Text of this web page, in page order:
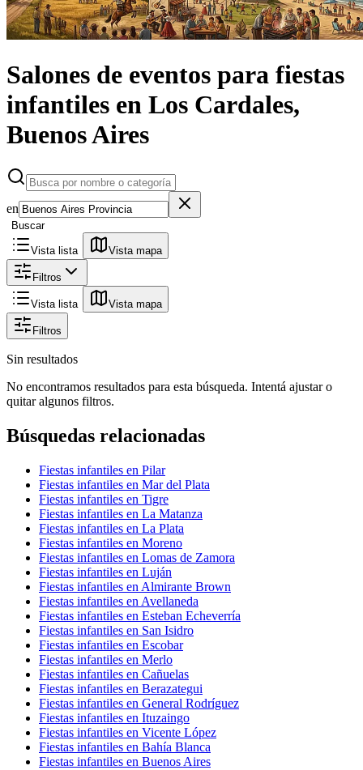
Salones de eventos para fiestas
infantiles en Los Cardales,
Buenos Aires
en
Buscar
Vista lista Vista mapa
Filtros
Vista lista Vista mapa
Filtros
Sin resultados
No encontramos resultados para esta búsqueda. Intentá ajustar o
quitar algunos filtros.
Búsquedas relacionadas
Fiestas infantiles en Pilar
Fiestas infantiles en Mar del Plata
Fiestas infantiles en Tigre
Fiestas infantiles en La Matanza
Fiestas infantiles en La Plata
Fiestas infantiles en Moreno
Fiestas infantiles en Lomas de Zamora
Fiestas infantiles en Luján
Fiestas infantiles en Almirante Brown
Fiestas infantiles en Avellaneda
Fiestas infantiles en Esteban Echeverría
Fiestas infantiles en San Isidro
Fiestas infantiles en Escobar
Fiestas infantiles en Merlo
Fiestas infantiles en Cañuelas
Fiestas infantiles en Berazategui
Fiestas infantiles en General Rodríguez
Fiestas infantiles en Ituzaingo
Fiestas infantiles en Vicente López
Fiestas infantiles en Bahía Blanca
Fiestas infantiles en Buenos Aires